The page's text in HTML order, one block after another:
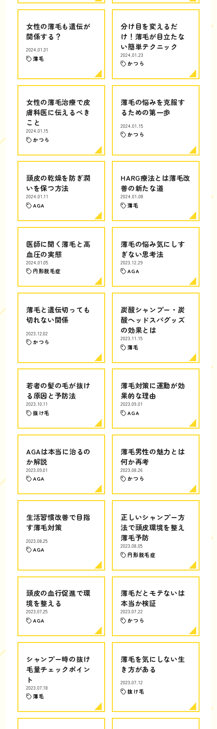
女性の薄毛も遺伝が
関係する？
2024.01.31
薄毛
分け目を変えるだ
け！薄毛が目立たな
い簡単テクニック
2024.01.23
かつら
女性の薄毛治療で皮
膚科医に伝えるべき
こと
2024.01.15
かつら
薄毛の悩みを克服す
るための第一歩
2024.01.15
かつら
頭皮の乾燥を防ぎ潤
いを保つ方法
2024.01.11
AGA
HARG療法とは薄毛改
善の新たな道
2024.01.08
薄毛
医師に聞く薄毛と高
血圧の実態
2024.01.05
円形脱毛症
薄毛の悩み気にしす
ぎない思考法
2023.12.29
AGA
薄毛と遺伝切っても
切れない関係
2023.12.02
かつら
炭酸シャンプー・炭
酸ヘッドスパグッズ
の効果とは
2023.11.15
薄毛
若者の髪の毛が抜け
る原因と予防法
2023.10.11
抜け毛
薄毛対策に運動が効
果的な理由
2023.09.01
AGA
AGAは本当に治るの
か解説
2023.09.01
AGA
薄毛男性の魅力とは
何か再考
2023.08.26
かつら
生活習慣改善で目指
す薄毛対策
2023.08.25
AGA
正しいシャンプー方
法で頭皮環境を整え
薄毛予防
2023.08.05
円形脱毛症
頭皮の血行促進で環
境を整える
2023.07.25
AGA
薄毛だとモテないは
本当か検証
2023.07.22
かつら
シャンプー時の抜け
毛量チェックポイン
ト
2023.07.18
薄毛
薄毛を気にしない生
き方がある
2023.07.12
抜け毛